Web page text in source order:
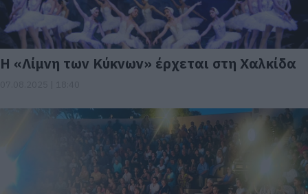
Η «Λίμνη των Κύκνων» έρχεται στη Χαλκίδα